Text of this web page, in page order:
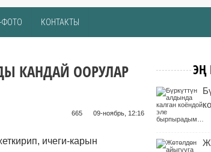
ФОТО КОНТАКТЫ
КАНДАЙ ООРУЛАР
09-ноябрь, 12:16
665 ᠌ ᠌ ᠌ ᠌᠌ ᠌ ᠌᠌
ичеги-карын
ЭҢ